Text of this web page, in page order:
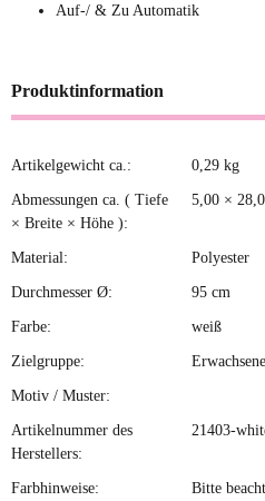
Auf-/ & Zu Automatik
Produktinformation
Produkteigenschaft
Wert
Artikelgewicht ca.: 0,29 kg
Abmessungen ca. ( Tiefe
× Breite × Höhe ):
5,00 ×
Material: Polyester
Durchmesser Ø: 95 cm
Farbe: weiß
Zielgruppe: Erwachsene
Motiv / Muster:
Artikelnummer des
Herstellers:
21403-
Farbhinweise:
Bitte